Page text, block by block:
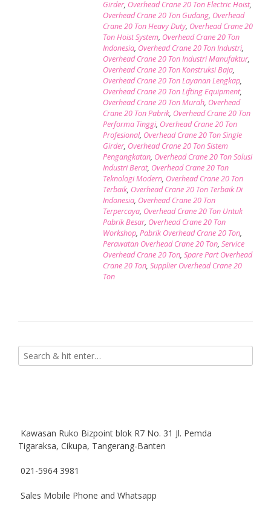
Girder, Overhead Crane 20 Ton Electric Hoist,
Overhead Crane 20 Ton Gudang, Overhead
Crane 20 Ton Heavy Duty, Overhead Crane 20
Ton Hoist System, Overhead Crane 20 Ton
Indonesia, Overhead Crane 20 Ton Industri,
Overhead Crane 20 Ton Industri Manufaktur,
Overhead Crane 20 Ton Konstruksi Baja,
Overhead Crane 20 Ton Layanan Lengkap,
Overhead Crane 20 Ton Lifting Equipment,
Overhead Crane 20 Ton Murah, Overhead
Crane 20 Ton Pabrik, Overhead Crane 20 Ton
Performa Tinggi, Overhead Crane 20 Ton
Profesional, Overhead Crane 20 Ton Single
Girder, Overhead Crane 20 Ton Sistem
Pengangkatan, Overhead Crane 20 Ton Solusi
Industri Berat, Overhead Crane 20 Ton
Teknologi Modern, Overhead Crane 20 Ton
Terbaik, Overhead Crane 20 Ton Terbaik Di
Indonesia, Overhead Crane 20 Ton
Terpercaya, Overhead Crane 20 Ton Untuk
Pabrik Besar, Overhead Crane 20 Ton
Workshop, Pabrik Overhead Crane 20 Ton,
Perawatan Overhead Crane 20 Ton, Service
Overhead Crane 20 Ton, Spare Part Overhead
Crane 20 Ton, Supplier Overhead Crane 20
Ton
Kawasan Ruko Bizpoint blok R7 No. 31 Jl. Pemda
Tigaraksa, Cikupa, Tangerang-Banten
021-5964 3981
Sales Mobile Phone and Whatsapp